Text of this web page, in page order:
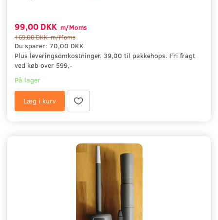
99,00 DKK m/Moms
169,00 DKKm/Moms
Du sparer: 70,00 DKK
Plus leveringsomkostninger. 39,00 til pakkehops. Fri fragt
ved køb over 599,-
På lager
Læg i kurv